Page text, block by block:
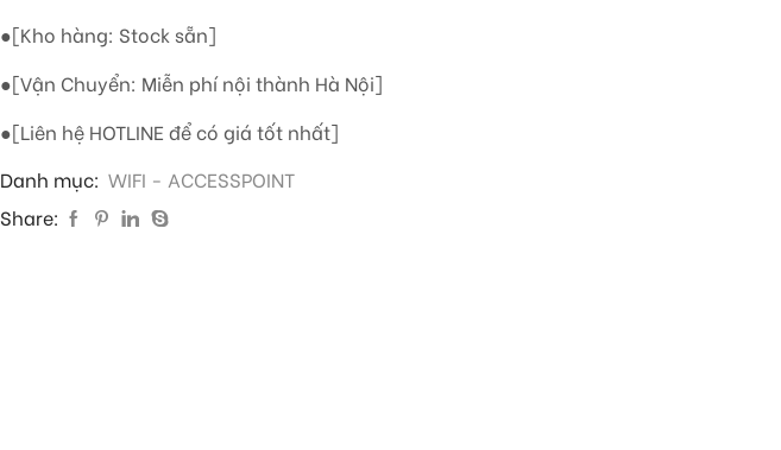
●[Kho hàng: Stock sẵn]
●[Vận Chuyển: Miễn phí nội thành Hà Nội]
●[Liên hệ HOTLINE để có giá tốt nhất]
Danh mục: WIFI - ACCESSPOINT
Share: